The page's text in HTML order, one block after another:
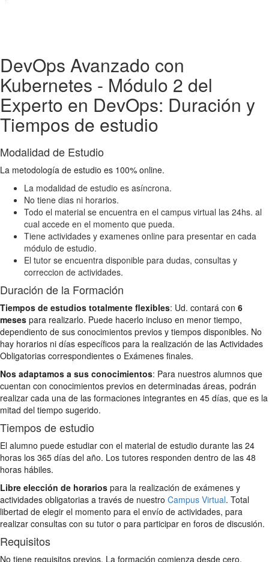
DevOps Avanzado con
Kubernetes - Módulo 2 del
Experto en DevOps: Duración y
Tiempos de estudio
Modalidad de Estudio
La metodología de estudio es 100% online.
La modalidad de estudio es asíncrona.
No tiene dias ni horarios.
Todo el material se encuentra en el campus virtual las 24hs. al
cual accede en el momento que pueda.
Tiene actividades y examenes online para presentar en cada
módulo de estudio.
El tutor se encuentra disponible para dudas, consultas y
correccion de actividades.
Duración de la Formación
Tiempos de estudios totalmente flexibles: Ud. contará con 6
meses para realizarlo. Puede hacerlo incluso en menor tiempo,
dependiento de sus conocimientos previos y tiempos disponibles. No
hay horarios ni días específicos para la realización de las Actividades
Obligatorias correspondientes o Exámenes finales.
Nos adaptamos a sus conocimientos: Para nuestros alumnos que
cuentan con conocimientos previos en determinadas áreas, podrán
realizar cada una de las formaciones integrantes en 45 días, que es la
mitad del tiempo sugerido.
Tiempos de estudio
El alumno puede estudiar con el material de estudio durante las 24
horas los 365 días del año. Los tutores responden dentro de las 48
horas hábiles.
Libre elección de horarios para la realización de exámenes y
actividades obligatorias a través de nuestro Campus Virtual. Total
libertad de elegir el momento para el envío de actividades, para
realizar consultas con su tutor o para participar en foros de discusión.
Requisitos
No tiene requisitos previos. La formación comienza desde cero.